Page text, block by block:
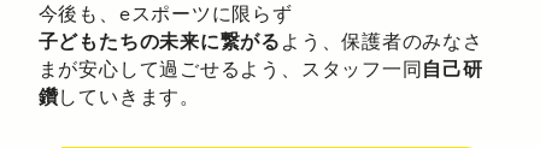
今後も、eスポーツに限らず
子どもたちの未来に繋がる よう、保護者のみなさ
まが安心して過ごせるよう、スタッフ一同自己研
鑽していきます。